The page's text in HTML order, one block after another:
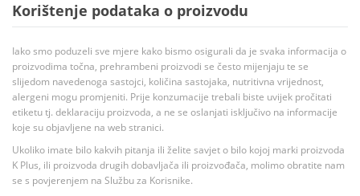
Korištenje podataka o proizvodu
Iako smo poduzeli sve mjere kako bismo osigurali da je svaka informacija o
proizvodima točna, prehrambeni proizvodi se često mijenjaju te se
slijedom navedenoga sastojci, količina sastojaka, nutritivna vrijednost,
alergeni mogu promjeniti. Prije konzumacije trebali biste uvijek pročitati
etiketu tj. deklaraciju proizvoda, a ne se oslanjati isključivo na informacije
koje su objavljene na web stranici.
Ukoliko imate bilo kakvih pitanja ili želite savjet o bilo kojoj marki proizvoda
K Plus, ili proizvoda drugih dobavljača ili proizvođača, molimo obratite nam
se s povjerenjem na Službu za Korisnike.